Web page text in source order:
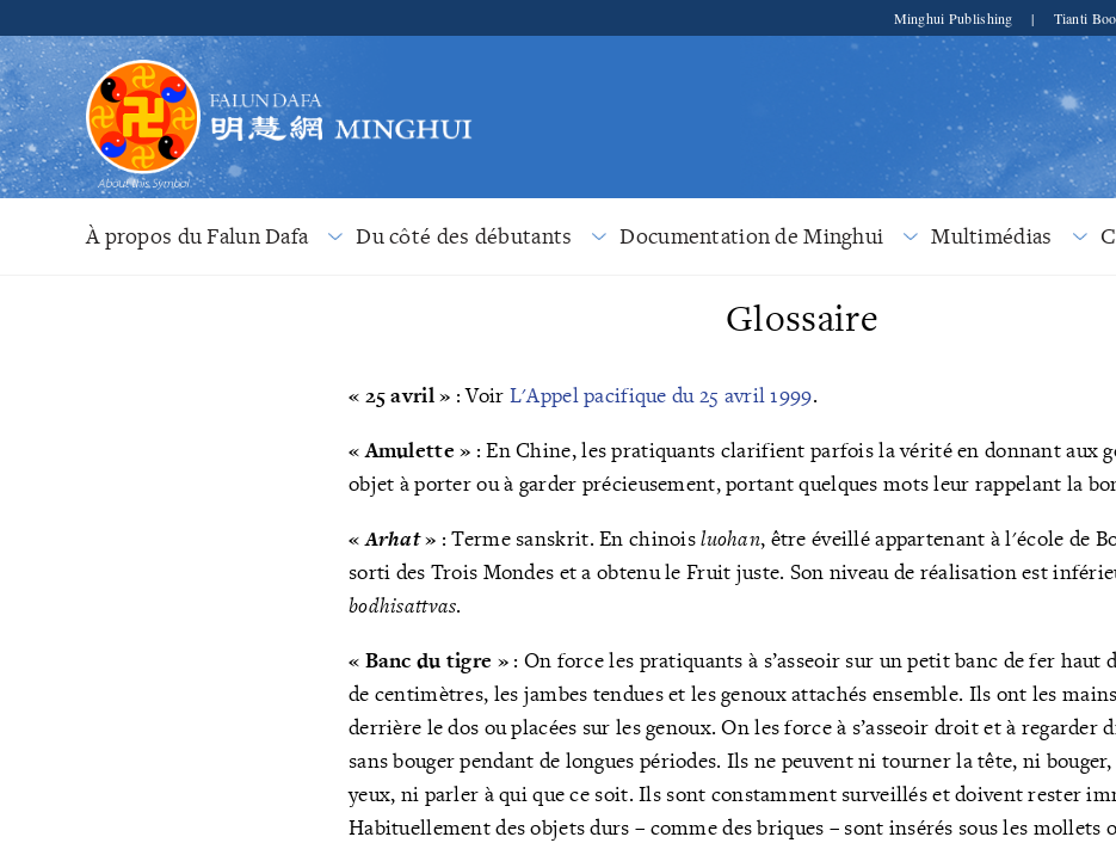
Minghui Publishing | Tianti
À propos du Falun Dafa Du côté des débutants Documentation de Minghui Multimédias
Glossaire
« 25 avril » : Voir L'Appel pacifique du 25 avril 1999.
« Amulette » : En Chine, les pratiquants clarifient parfois la vérité en donnant aux
objet à porter ou à garder précieusement, portant quelques mots leur rappelant la
«Arhat» : Terme sanskrit. En chinoisluohan, être éveillé appartenant à l'école de
sorti des Trois Mondes et a obtenu le Fruit juste. Son niveau de réalisation est
bodhisattvas.
« Banc du tigre »: On force les pratiquants à s’asseoir sur un petit banc de fer haut
de centimètres, les jambes tendues et les genoux attachés ensemble. Ils ont les
derrière le dos ou placées sur les genoux. On les force à s’asseoir droit et à regarder
sans bouger pendant de longues périodes. Ils ne peuvent ni tourner la tête, ni
yeux, ni parler à qui que ce soit. Ils sont constamment surveillés et doivent rester
Habituellement des objets durs – comme des briques – sont insérés sous les mollets